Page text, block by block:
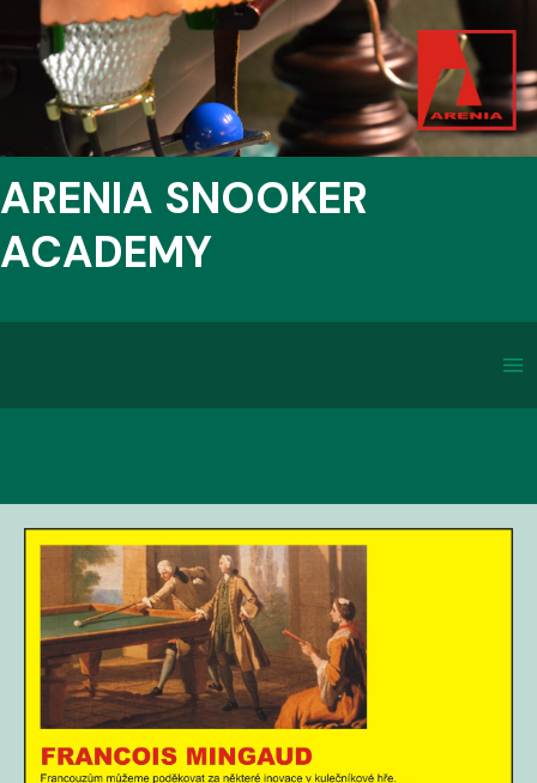
ARENIA SNOOKER
ACADEMY